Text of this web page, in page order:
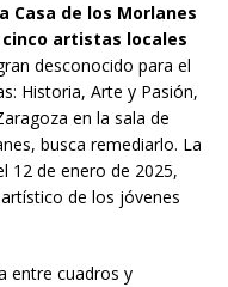
Casa de los Morlanes
cinco artistas locales
desconocido para el
Historia, Arte y Pasión,
en la sala de
busca remediarlo. La
12 de enero de 2025,
de los jóvenes
entre cuadros y